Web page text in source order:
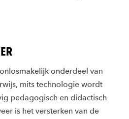
onderdeel van
mits technologie wordt
pedagogisch en didactisch
is het versterken van de